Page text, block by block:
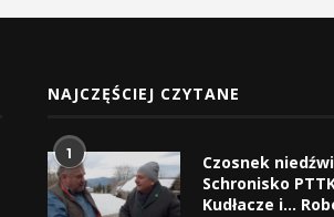
NAJCZĘŚCIEJ CZYTANE
1
Czosnek
Schronisko
Kudłacze i…